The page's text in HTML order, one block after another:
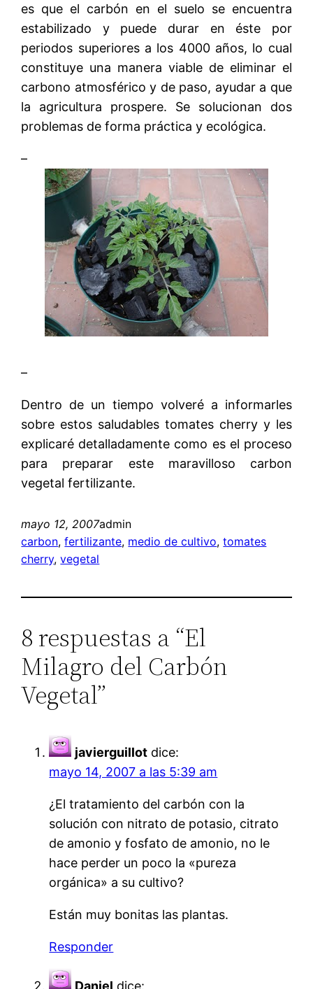
es que el carbón en el suelo se encuentra
estabilizado y puede durar en éste por
periodos superiores a los 4000 años, lo cual
constituye una manera viable de eliminar el
carbono atmosférico y de paso, ayudar a que
la agricultura prospere. Se solucionan dos
problemas de forma práctica y ecológica.
–
–
Dentro de un tiempo volveré a informarles
sobre estos saludables tomates cherry y les
explicaré detalladamente como es el proceso
para preparar este maravilloso carbon
vegetal fertilizante.
mayo 12, 2007admin
carbon, fertilizante, medio de cultivo, tomates
cherry, vegetal
8 respuestas a “El
Milagro del Carbón
Vegetal”
javierguillot dice:
mayo 14, 2007 a las 5:39 am
¿El tratamiento del carbón con la
solución con nitrato de potasio, citrato
de amonio y fosfato de amonio, no le
hace perder un poco la «pureza
orgánica» a su cultivo?
Están muy bonitas las plantas.
Responder
Daniel dice: